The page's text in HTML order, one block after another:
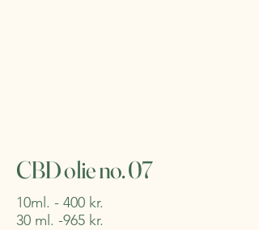
CBD olie no. 07
​10ml. - 400 kr.
30 ml. -965 kr.